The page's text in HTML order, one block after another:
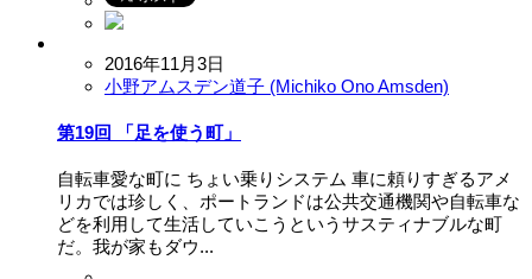
2016年11月3日
小野アムスデン道子 (Michiko Ono Amsden)
第19回 「足を使う町」
自転車愛な町に ちょい乗りシステム 車に頼りすぎるアメ
リカでは珍しく、ポートランドは公共交通機関や自転車な
どを利用して生活していこうというサスティナブルな町
だ。我が家もダウ...